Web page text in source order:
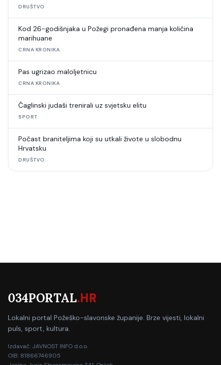
DRUŠTVO
Kod 26-godišnjaka u Požegi pronađena manja količina
marihuane
CRNA KRONIKA
Pas ugrizao maloljetnicu
CRNA KRONIKA
Čaglinski judaši trenirali uz svjetsku elitu
SPORT
Počast braniteljima koji su utkali živote u slobodnu
Hrvatsku
DRUŠTVO
034PORTAL.HR
Lokalni portal Požeško-slavonske županije. Brze vijesti, lokalni
puls, sport, kultura.
Izdavač: JAVNOST INFO d.o.o.
OIB: 81866746905